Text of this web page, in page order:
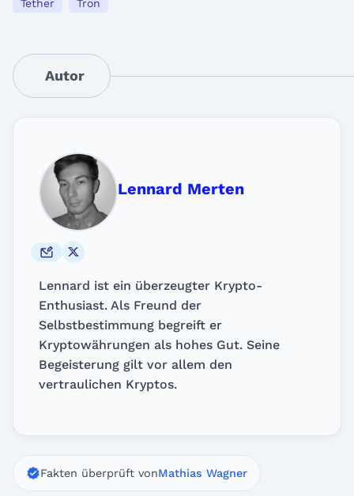
Tether
Tron
Autor
Lennard Merten
Lennard ist ein überzeugter Krypto-
Enthusiast. Als Freund der
Selbstbestimmung begreift er
Kryptowährungen als hohes Gut. Seine
Begeisterung gilt vor allem den
vertraulichen Kryptos.
Fakten überprüft vonMathias Wagner